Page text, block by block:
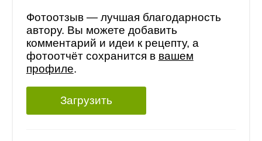
Фотоотзыв — лучшая благодарность
автору. Вы можете добавить
комментарий и идеи к рецепту, а
фотоотчёт сохранится в вашем
профиле.
Загрузить